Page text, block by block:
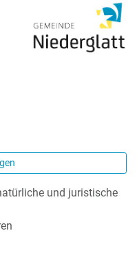
und juristische